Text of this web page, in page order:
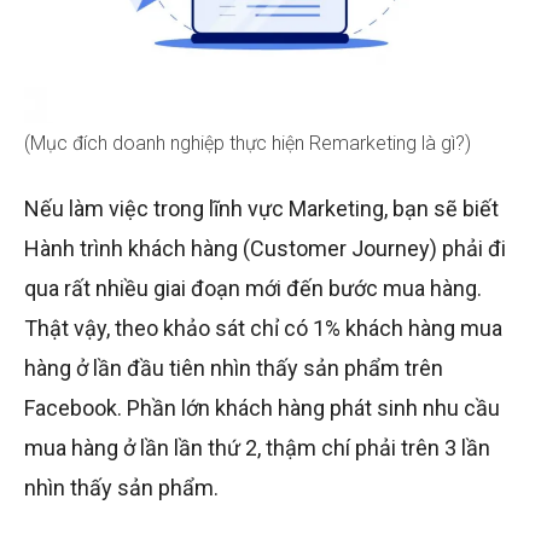
(Mục đích doanh nghiệp thực hiện Remarketing là gì?)
Nếu làm việc trong lĩnh vực Marketing, bạn sẽ biết
Hành trình khách hàng (Customer Journey) phải đi
qua rất nhiều giai đoạn mới đến bước mua hàng.
Thật vậy, theo khảo sát chỉ có 1% khách hàng mua
hàng ở lần đầu tiên nhìn thấy sản phẩm trên
Facebook. Phần lớn khách hàng phát sinh nhu cầu
mua hàng ở lần lần thứ 2, thậm chí phải trên 3 lần
nhìn thấy sản phẩm.